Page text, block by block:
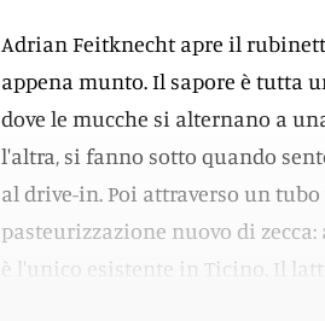
Adrian Feitknecht apre il
appena munto. Il sapore è tutta
dove le mucche si alternano a
l'altra, si fanno sotto quando
al drive-in. Poi attraverso un
pasteurizzazione nuovo di
è l'unico esistente in Ticino. Il